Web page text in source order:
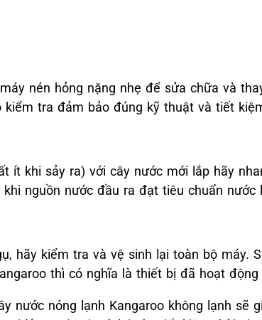
nén hỏng nặng nhẹ để sửa chữa và
tra đảm bảo đúng kỹ thuật và tiết
ít khi sảy ra) với cây nước mới lắp hãy
nguồn nước đầu ra đạt tiêu chuẩn nước
hãy kiểm tra và vệ sinh lại toàn bộ máy.
thì có nghĩa là thiết bị đã hoạt
nước nóng lạnh Kangaroo không lạnh sẽ